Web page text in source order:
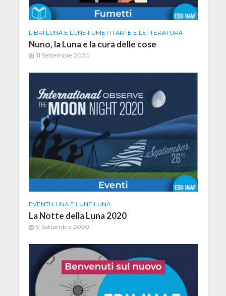
LIBRI•LUNA E LUNE•FUMETTI•ARTE E LETTERATURA
Nuno, la Luna e la cura delle cose
11 Settembre 2020
EVENTI•LUNA E LUNE•LUNA
La Notte della Luna 2020
9 Settembre 2020